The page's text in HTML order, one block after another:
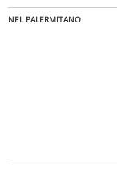
NEL PALERMITANO